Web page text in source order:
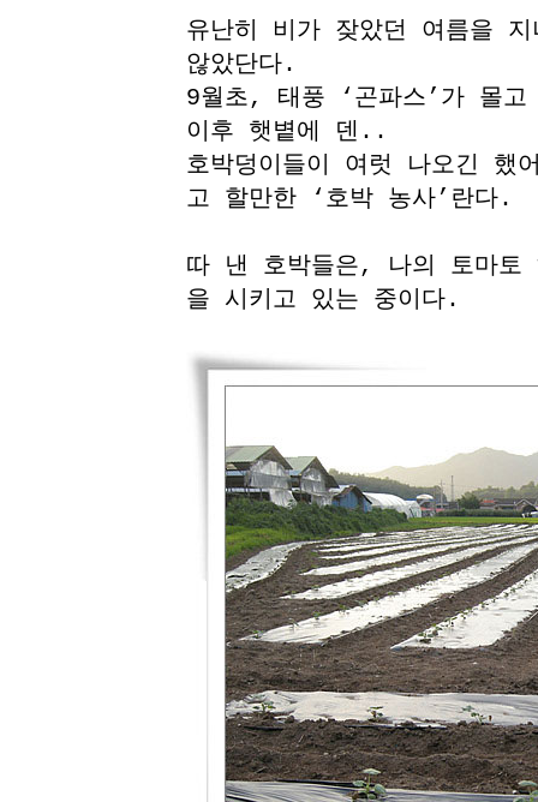
유난히 비가 잦았던 여름을
않았단다.
9월초, 태풍 ‘곤파스’가 몰고
이후 햇볕에 덴..
호박덩이들이 여럿 나오긴 했
고 할만한 ‘호박 농사’란다.
따 낸 호박들은, 나의 토마토
을 시키고 있는 중이다.